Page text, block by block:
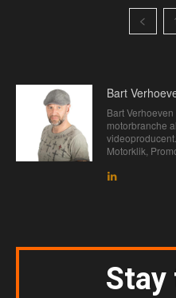
1
Bart
Bart
motorbranche
Motorklik,
Stay